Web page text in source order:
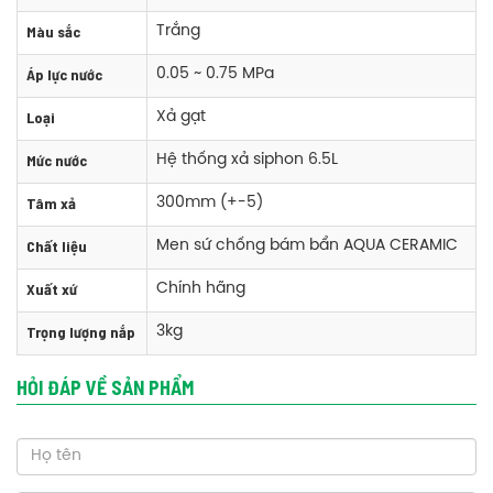
Phụ kiện bồn cầu Inax AC-991R/CW-S32VN một khối nắp rửa cơ
+ Nắp rửa cơ : CW-S32VN
+ Linh phụ kiện kèm theo
Thông số kỹ thuật bồn cầu Inax AC-991R/CW-S32VN một khối nắp
rửa cơ
Kích thước: Rộng 380 x Dài 760 x Cao 636 mm
Màu sắc: Trắng
Loại: Xả gạt
Hệ thống xả: Hệ thống xả siphon 6.5L
Màu sắc Trắng
Áp lực nước 0.05 ~ 0.75 MPa
Loại Xả gạt
Mức nước Hệ thống xả siphon 6.5L
Tâm xả 300mm (+-5)
Chất liệu Men sứ chống bám bẩn AQUA CERAMIC
Xuất xứ Chính hãng
Trọng lượng nắp 3kg
HỎI ĐÁP VỀ SẢN PHẨM